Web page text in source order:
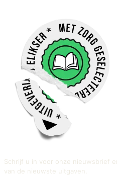
Schrijf u in voor onze nieuwsbrief
van de nieuwste uitgaven.